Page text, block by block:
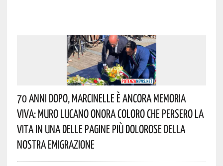
70 Anni Dopo, Marcinelle È Ancora Memoria
Viva: Muro Lucano Onora Coloro Che Persero La
Vita In Una Delle Pagine Più Dolorose Della
Nostra Emigrazione